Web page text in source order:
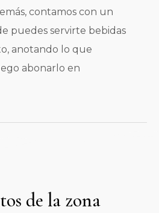
contamos con un
puedes servirte bebidas
anotando lo que
abonarlo en
de la zona